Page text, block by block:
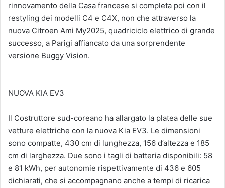
rinnovamento della Casa francese si completa poi con il
restyling dei modelli C4 e C4X, non che attraverso la
nuova Citroen Ami My2025, quadriciclo elettrico di grande
successo, a Parigi affiancato da una sorprendente
versione Buggy Vision.
NUOVA KIA EV3
Il Costruttore sud-coreano ha allargato la platea delle sue
vetture elettriche con la nuova Kia EV3. Le dimensioni
sono compatte, 430 cm di lunghezza, 156 d’altezza e 185
cm di larghezza. Due sono i tagli di batteria disponibili: 58
e 81 kWh, per autonomie rispettivamente di 436 e 605
dichiarati, che si accompagnano anche a tempi di ricarica